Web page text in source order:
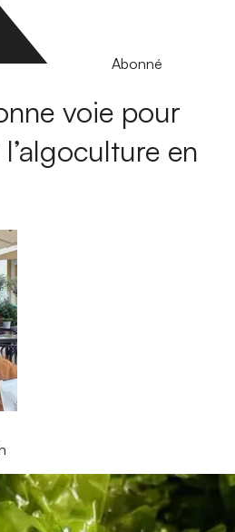
Abonné
voie pour
en